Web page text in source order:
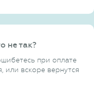
не так?
при оплате
или вскоре вернутся